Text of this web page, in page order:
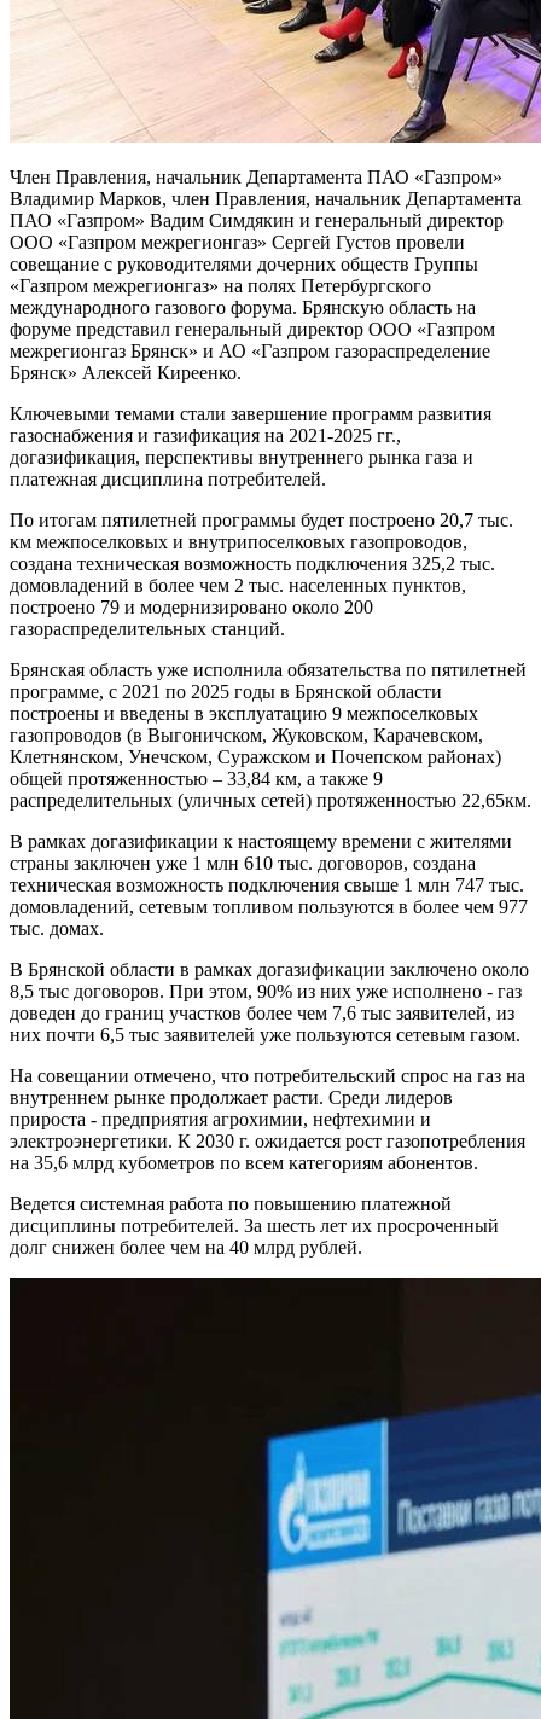
Член Правления, начальник Департамента ПАО «Газпром»
Владимир Марков, член Правления, начальник Департамента
ПАО «Газпром» Вадим Симдякин и генеральный директор
ООО «Газпром межрегионгаз» Сергей Густов провели
совещание с руководителями дочерних обществ Группы
«Газпром межрегионгаз» на полях Петербургского
международного газового форума. Брянскую область на
форуме представил генеральный директор ООО «Газпром
межрегионгаз Брянск» и АО «Газпром газораспределение
Брянск» Алексей Киреенко.
Ключевыми темами стали завершение программ развития
газоснабжения и газификация на 2021-2025 гг.,
догазификация, перспективы внутреннего рынка газа и
платежная дисциплина потребителей.
По итогам пятилетней программы будет построено 20,7 тыс.
км межпоселковых и внутрипоселковых газопроводов,
создана техническая возможность подключения 325,2 тыс.
домовладений в более чем 2 тыс. населенных пунктов,
построено 79 и модернизировано около 200
газораспределительных станций.
Брянская область уже исполнила обязательства по пятилетней
программе, с 2021 по 2025 годы в Брянской области
построены и введены в эксплуатацию 9 межпоселковых
газопроводов (в Выгоничском, Жуковском, Карачевском,
Клетнянском, Унечском, Суражском и Почепском районах)
общей протяженностью – 33,84 км, а также 9
распределительных (уличных сетей) протяженностью 22,65км.
В рамках догазификации к настоящему времени с жителями
страны заключен уже 1 млн 610 тыс. договоров, создана
техническая возможность подключения свыше 1 млн 747 тыс.
домовладений, сетевым топливом пользуются в более чем 977
тыс. домах.
В Брянской области в рамках догазификации заключено около
8,5 тыс договоров. При этом, 90% из них уже исполнено - газ
доведен до границ участков более чем 7,6 тыс заявителей, из
них почти 6,5 тыс заявителей уже пользуются сетевым газом.
На совещании отмечено, что потребительский спрос на газ на
внутреннем рынке продолжает расти. Среди лидеров
прироста - предприятия агрохимии, нефтехимии и
электроэнергетики. К 2030 г. ожидается рост газопотребления
на 35,6 млрд кубометров по всем категориям абонентов.
Ведется системная работа по повышению платежной
дисциплины потребителей. За шесть лет их просроченный
долг снижен более чем на 40 млрд рублей.